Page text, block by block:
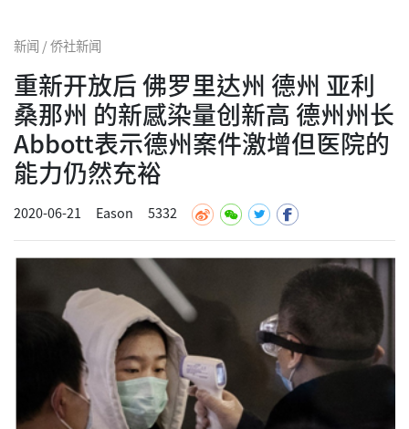
新闻 / 侨社新闻
重新开放后 佛罗里达州 德州 亚利
桑那州 的新感染量创新高 德州州长
Abbott表示德州案件激增但医院的
能力仍然充裕
2020-06-21 Eason 5332